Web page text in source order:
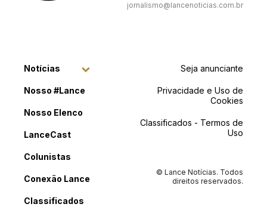
jornalismo@lancenoticias.com.br
Notícias
Nosso #Lance
Nosso Elenco
LanceCast
Colunistas
Conexão Lance
Classificados
Seja anunciante
Privacidade e Uso de
Cookies
Classificados - Termos de
Uso
© Lance Notícias. Todos
direitos reservados.